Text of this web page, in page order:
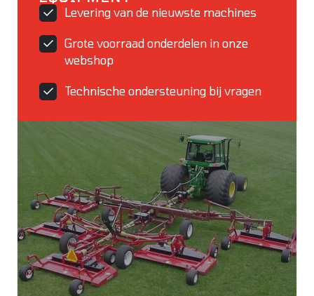
Levering van de nieuwste machines
Grote voorraad onderdelen in onze
webshop
Technische ondersteuning bij vragen